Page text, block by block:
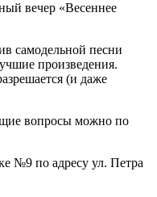
вечер «Весеннее
самодельной песни
произведения.
(и даже
вопросы можно по
№9 по адресу ул. Петра